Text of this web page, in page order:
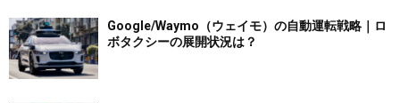
Google/Waymo（ウェイモ）の自動運転戦略｜ロ
ボタクシーの展開状況は？